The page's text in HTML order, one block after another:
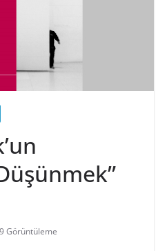
Görüntüleme